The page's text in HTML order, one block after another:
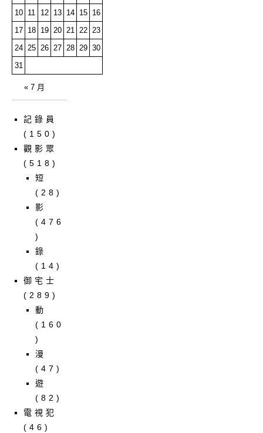
10 11 12 13 14 15
16
17
18 19 20 21 22 23
24 25 26 27 28 29 30
31
« 7 月
記錄員
(150)
觀影眾
(518)
短
(28)
影
(476
)
錄
(14)
御宅士
(289)
動
(160
)
漫
(47)
遊
(82)
電視犯
(46)